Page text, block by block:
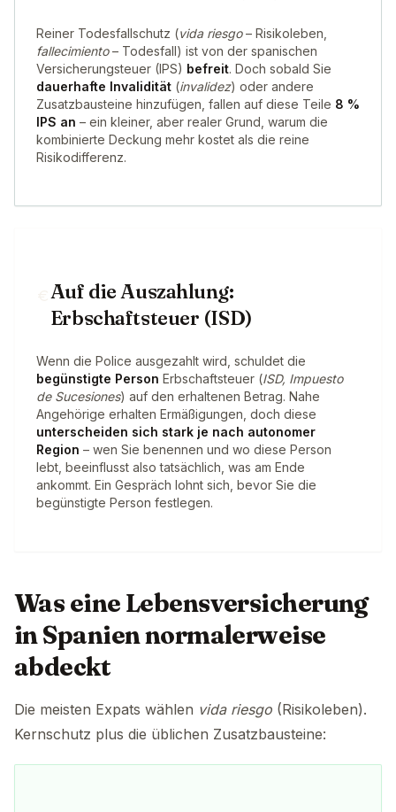
Reiner Todesfallschutz (vida riesgo– Risikoleben,
fallecimiento– Todesfall) ist von der spanischen
Versicherungsteuer (IPS) befreit. Doch sobald Sie
dauerhafte Invalidität (invalidez) oder andere
Zusatzbausteine hinzufügen, fallen auf diese Teile 8 %
IPS an – ein kleiner, aber realer Grund, warum die
kombinierte Deckung mehr kostet als die reine
Risikodifferenz.
Auf die Auszahlung:
Erbschaftsteuer (ISD)
Wenn die Police ausgezahlt wird, schuldet die
begünstigte Person Erbschaftsteuer (ISD, Impuesto
de Sucesiones) auf den erhaltenen Betrag. Nahe
Angehörige erhalten Ermäßigungen, doch diese
unterscheiden sich stark je nach autonomer
Region – wen Sie benennen und wo diese Person
lebt, beeinflusst also tatsächlich, was am Ende
ankommt. Ein Gespräch lohnt sich, bevor Sie die
begünstigte Person festlegen.
Was eine Lebensversicherung
in Spanien normalerweise
abdeckt
Die meisten Expats wählen vida riesgo (Risikoleben).
Kernschutz plus die üblichen Zusatzbausteine: